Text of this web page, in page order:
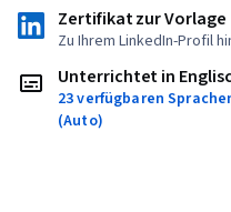
Zertifikat zur Vorlage
Zu Ihrem LinkedIn-Profil
Unterrichtet in
23 verfügbaren
(Auto)